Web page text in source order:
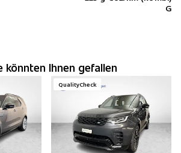
G
könnten Ihnen gefallen
QualityCheck